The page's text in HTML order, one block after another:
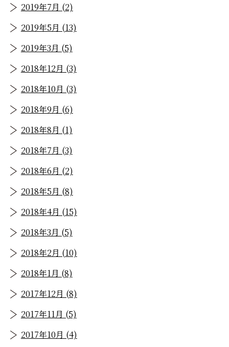
2019年7月 (2)
2019年5月 (13)
2019年3月 (5)
2018年12月 (3)
2018年10月 (3)
2018年9月 (6)
2018年8月 (1)
2018年7月 (3)
2018年6月 (2)
2018年5月 (8)
2018年4月 (15)
2018年3月 (5)
2018年2月 (10)
2018年1月 (8)
2017年12月 (8)
2017年11月 (5)
2017年10月 (4)